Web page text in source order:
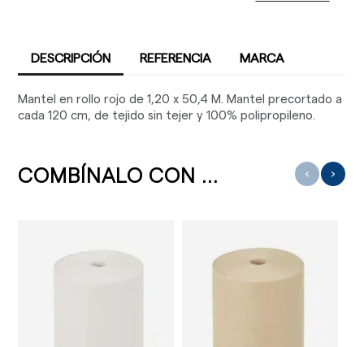
DESCRIPCIÓN REFERENCIA MARCA
Mantel en rollo rojo de 1,20 x 50,4 M. Mantel precortado a
cada 120 cm, de tejido sin tejer y 100% polipropileno.
COMBÍNALO CON ... ‹ ›